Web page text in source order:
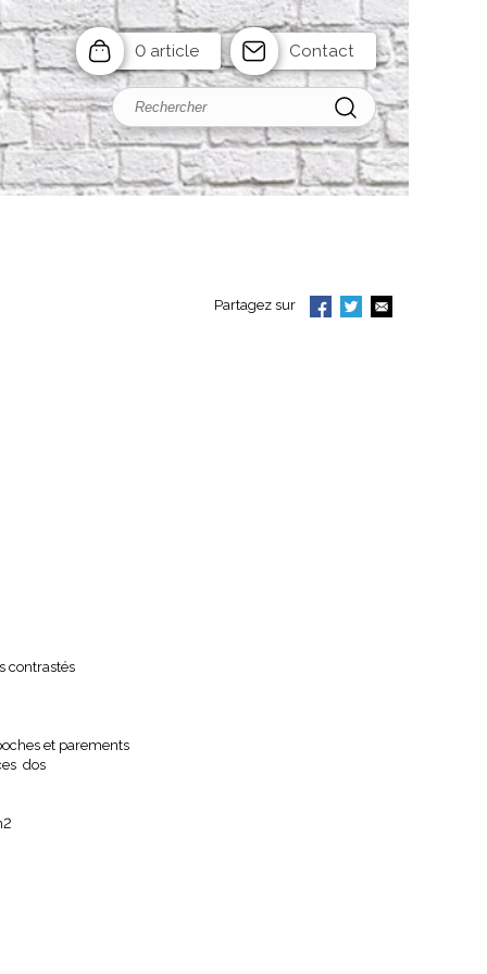
0 article Contact
Partagez sur
contrastés
et parements
dos